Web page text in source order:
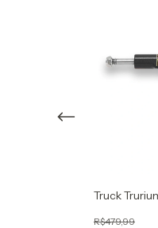
Truck
R$479,99